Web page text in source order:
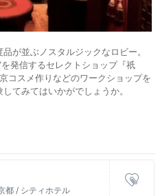
が並ぶノスタルジックなロビー。
発信するセレクトショップ『祇
スメ作りなどのワークショップを
てみてはいかがでしょうか。
都 / シティホテル